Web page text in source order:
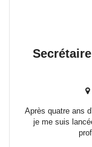
Après quatre ans
je me suis